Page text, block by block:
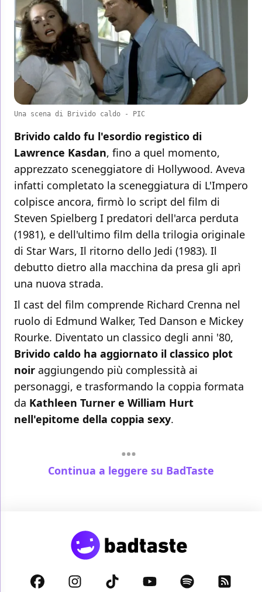
Una scena di Brivido caldo - PIC
Brivido caldo fu l'esordio registico di
Lawrence Kasdan, fino a quel momento,
apprezzato sceneggiatore di Hollywood. Aveva
infatti completato la sceneggiatura di L'Impero
colpisce ancora, firmò lo script del film di
Steven Spielberg I predatori dell'arca perduta
(1981), e dell'ultimo film della trilogia originale
di Star Wars, Il ritorno dello Jedi (1983). Il
debutto dietro alla macchina da presa gli aprì
una nuova strada.
Il cast del film comprende Richard Crenna nel
ruolo di Edmund Walker, Ted Danson e Mickey
Rourke. Diventato un classico degli anni '80,
Brivido caldo ha aggiornato il classico plot
noir aggiungendo più complessità ai
personaggi, e trasformando la coppia formata
da Kathleen Turner e William Hurt
nell'epitome della coppia sexy.
Continua a leggere su BadTaste